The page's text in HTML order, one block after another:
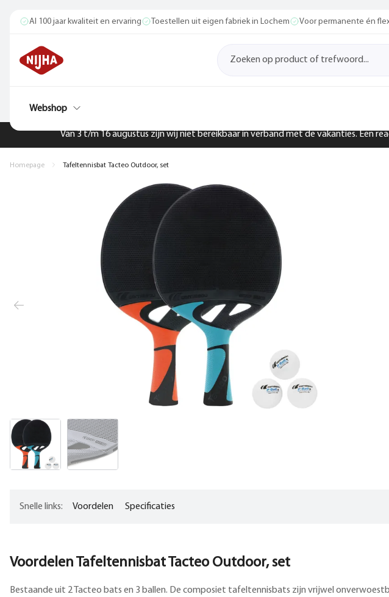
Van 3 t/m 16 augustus zijn wij niet bereikbaar in verband met de vakanties. Een
Al 100 jaar kwaliteit en ervaring Toestellen uit eigen fabriek in Lochem Voor permanente én
Webshop
Homepage Tafeltennisbat Tacteo Outdoor, set
Snelle links: Voordelen Specificaties
Voordelen Tafeltennisbat Tacteo Outdoor, set
Bestaande uit 2 Tacteo bats en 3 ballen. De composiet tafeltennisbats zijn vrijwel